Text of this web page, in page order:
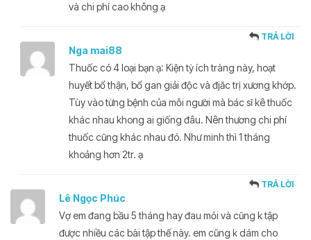
và chi phí cao không ạ
Nga mai88
TRẢ LỜI
Thuốc có 4 loại bạn ạ: Kiện tỳ ích tràng này, hoạt
huyết bổ thận, bổ gan giải độc và đjăc trị xương khớp.
Tùy vào từng bệnh của mỗi người mà bác sĩ kê thuốc
khác nhau khong ai giống đâu. Nên thương chi phí
thuốc cũng khác nhau đó. Như minh thì 1 tháng
khoảng hơn 2tr. ạ
Lê Ngọc Phúc
TRẢ LỜI
Vợ em đang bầu 5 tháng hay đau mỏi và cũng k tập
được nhiều các bài tập thế này. em cũng k dám cho